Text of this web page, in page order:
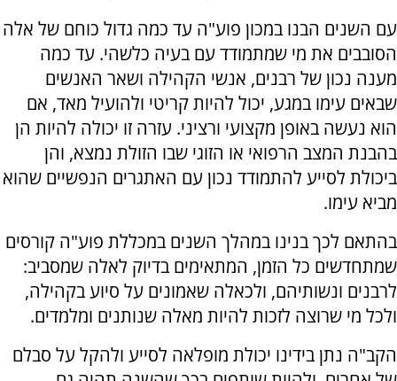
עם השנים הבנו במכון פוע"ה עד כמה גדול כוחם של אלה
הסובבים את מי שמתמודד עם בעיה כלשהי. עד כמה
מענה נכון של רבנים, אנשי הקהילה ושאר האנשים
שבאים עימו במגע, יכול להיות קריטי ולהועיל מאד, אם
הוא נעשה באופן מקצועי ורציני. עזרה זו יכולה להיות הן
בהבנת המצב הרפואי או הזוגי שבו הזולת נמצא, והן
ביכולת לסייע להתמודד נכון עם האתגרים הנפשיים שהוא
מביא עימו.
בהתאם לכך בנינו במהלך השנים במכללת פוע"ה קורסים
שמתחדשים כל הזמן, המתאימים בדיוק לאלה שמסביב:
לרבנים ונשותיהם, ולכאלה שאמונים על סיוע בקהילה,
ולכל מי שרוצה לזכות להיות מאלה שנותנים ומלמדים.
הקב"ה נתן בידינו יכולת מופלאה לסייע ולהקל על סבלם